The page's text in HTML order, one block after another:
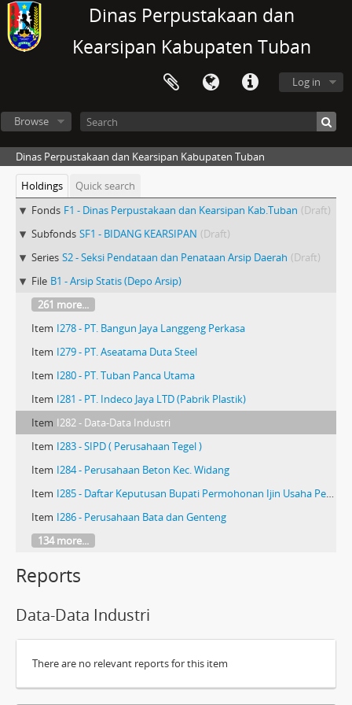
Dinas Perpustakaan dan
Kearsipan Kabupaten Tuban
Log in
Browse
Dinas Perpustakaan dan Kearsipan Kabupaten Tuban
Holdings
Quick search
Fonds F1 - Dinas Perpustakaan dan Kearsipan Kab.Tuban (Draft)
Subfonds SF1 - BIDANG KEARSIPAN (Draft)
Series S2 - Seksi Pendataan dan Penataan Arsip Daerah (Draft)
File B1 - Arsip Statis (Depo Arsip)
261 more...
Item I278 - PT. Bangun Jaya Langgeng Perkasa
Item I279 - PT. Aseatama Duta Steel
Item I280 - PT. Tuban Panca Utama
Item I281 - PT. Indeco Jaya LTD (Pabrik Plastik)
Item I282 - Data-Data Industri
Item I283 - SIPD ( Perusahaan Tegel )
Item I284 - Perusahaan Beton Kec. Widang
Item I285 - Daftar Keputusan Bupati Permohonan Ijin Usaha Pembakaran Genteng, Batu Merah, dan Gamping
Item I286 - Perusahaan Bata dan Genteng
134 more...
Reports
Data-Data Industri
There are no relevant reports for this item